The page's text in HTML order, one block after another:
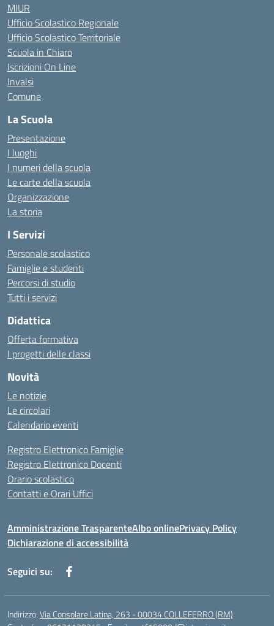
MIUR
Ufficio Scolastico Regionale
Ufficio Scolastico Territoriale
Scuola in Chiaro
Iscrizioni On Line
Invalsi
Comune
La Scuola
Presentazione
I luoghi
I numeri della scuola
Le carte della scuola
Organizzazione
La storia
I Servizi
Personale scolastico
Famiglie e studenti
Percorsi di studio
Tutti i servizi
Didattica
Offerta formativa
I progetti delle classi
Novità
Le notizie
Le circolari
Calendario eventi
Registro Elettronico Famiglie
Registro Elettronico Docenti
Orario scolastico
Contatti e Orari Uffici
Amministrazione TrasparenteAlbo onlinePrivacy Policy
Dichiarazione di accessibilità
Seguici su:
Indirizzo:Via Consolare Latina, 263 - 00034 COLLEFERRO (RM)